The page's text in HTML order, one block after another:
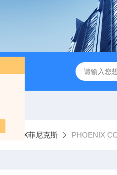
HEIDENHAIN海德汉角度编码器
菲尼克斯 PHOENIX